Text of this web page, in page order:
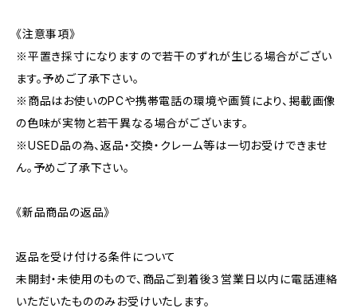
《注意事項》
※平置き採寸になりますので若干のずれが生じる場合がござい
ます。予めご了承下さい。
※商品はお使いのPCや携帯電話の環境や画質により、掲載画像
の色味が実物と若干異なる場合がございます。
※USED品の為、返品・交換・クレーム等は一切お受けできませ
ん。予めご了承下さい。
《新品商品の返品》
返品を受け付ける条件について
未開封・未使用のもので、商品ご到着後３営業日以内に電話連絡
いただいたもののみお受けいたします。